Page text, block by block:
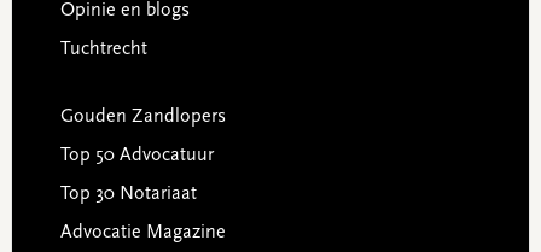
Opinie en blogs
Tuchtrecht
Gouden Zandlopers
Top 50 Advocatuur
Top 30 Notariaat
Advocatie Magazine